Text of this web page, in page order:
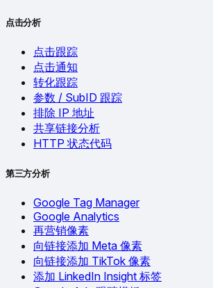
点击分析
点击跟踪
点击通知
转化跟踪
参数 / SubID 跟踪
排除 IP 地址
共享链接分析
HTTP 状态代码
第三方分析
Google Tag Manager
Google Analytics
再营销像素
向链接添加 Meta 像素
向链接添加 TikTok 像素
添加 LinkedIn Insight 标签